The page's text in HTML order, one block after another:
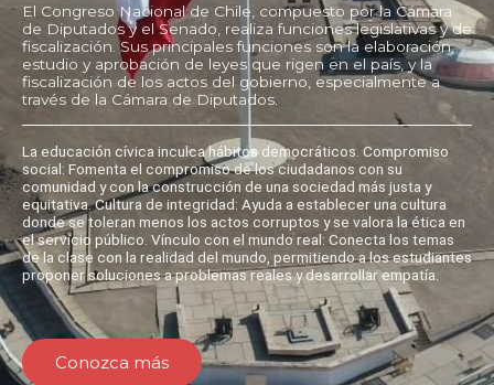
El Congreso Nacional de Chile, compuesto por la Cámara
de Diputados y el Senado, realiza funciones legislativas y de
fiscalización. Sus principales funciones son la elaboración,
estudio y aprobación de leyes que rigen en el país, y la
fiscalización de los actos del gobierno, especialmente a
través de la Cámara de Diputados.
La educación cívica inculca hábitos democráticos. Compromiso
social: Fomenta el compromiso de los ciudadanos con su
comunidad y con la construcción de una sociedad más justa y
equitativa. Cultura de integridad: Ayuda a establecer una cultura
donde se toleran menos los actos corruptos y se valora la ética en
el servicio público. Vínculo con el mundo real: Conecta los temas
de la clase con la realidad del mundo, permitiendo a los estudiantes
proponer soluciones a problemas reales y desarrollar empatía.
Conozca más